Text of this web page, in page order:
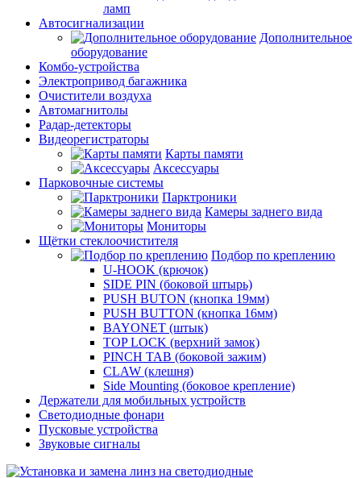
ламп
Автосигнализации
Дополнительное
оборудование
Комбо-устройства
Электропривод багажника
Очистители воздуха
Автомагнитолы
Радар-детекторы
Видеорегистраторы
Карты памяти
Аксессуары
Парковочные системы
Парктроники
Камеры заднего вида
Мониторы
Щётки стеклоочистителя
Подбор по креплению
U-HOOK (крючок)
SIDE PIN (боковой штырь)
PUSH BUTON (кнопка 19мм)
PUSH BUTTON (кнопка 16мм)
BAYONET (штык)
TOP LOCK (верхний замок)
PINCH TAB (боковой зажим)
CLAW (клешня)
Side Mounting (боковое крепление)
Держатели для мобильных устройств
Светодиодные фонари
Пусковые устройства
Звуковые сигналы